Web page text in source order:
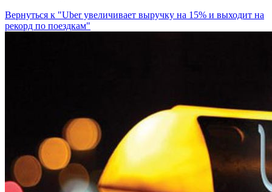
Вернуться к "Uber увеличивает выручку на 15% и выходит на
рекорд по поездкам"